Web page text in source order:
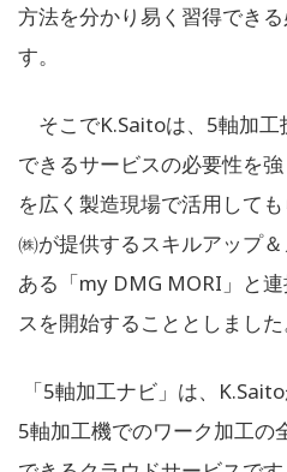
方法を分かり易く習得でき
す。
そこでK.Saitoは、5軸加工
できるサービスの必要性を
を広く製造現場で活用して
㈱が提供するスキルアップ
ある「my DMG MORI」と
スを開始することとしました
「5軸加工ナビ」は、
5軸加工機でのワーク加工の